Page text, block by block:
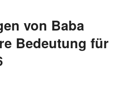
von Baba
Bedeutung für